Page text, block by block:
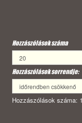
Hozzászólások száma
Hozzászólások sorrendje:
Hozzászólások száma: